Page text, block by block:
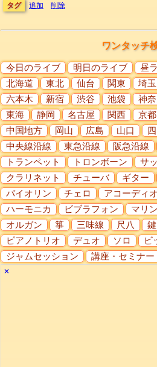
タグ 追加 削除
ワンタッチ
今日のライブ 明日のライブ 昼
北海道
東北 仙台 関東 埼玉
六本木
新宿 渋谷 池袋 神奈
東海
静岡 名古屋 関西 京都
中国地方
岡山 広島 山口
中央線沿線
東急沿線 阪急沿線
トランペット
トロンボーン サ
クラリネット
チューバ ギター
バイオリン
チェロ アコーディ
ハーモニカ
ビブラフォン マリ
オルガン
箏 三味線 尺八
ピアノトリオ
デュオ ソロ
ビ
ジャムセッション
講座・セミナー
✕